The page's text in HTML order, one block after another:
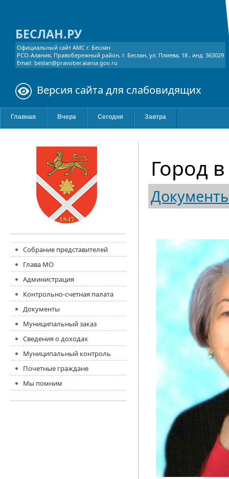
БЕСЛАН.РУ
Официальный сайт АМС г. Беслан
РСО-Алания, Правобережный район, г. Беслан, ул. Плиева, 18 , инд. 363029
Email: beslan@pravober.alania.gov.ru
Версия сайта для слабовидящих
Главная Вчера Сегодня Завтра
Собрание представителей
Глава МО
Администрация
Контрольно-счетная палата
Документы
Муниципальный заказ
Сведения о доходах
Муниципальный контроль
Почетные граждане
Мы помним
Город